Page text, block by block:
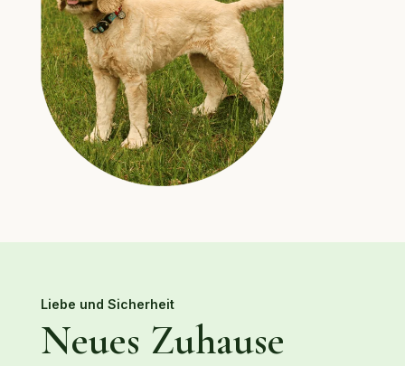
Liebe und Sicherheit
Neues Zuhause